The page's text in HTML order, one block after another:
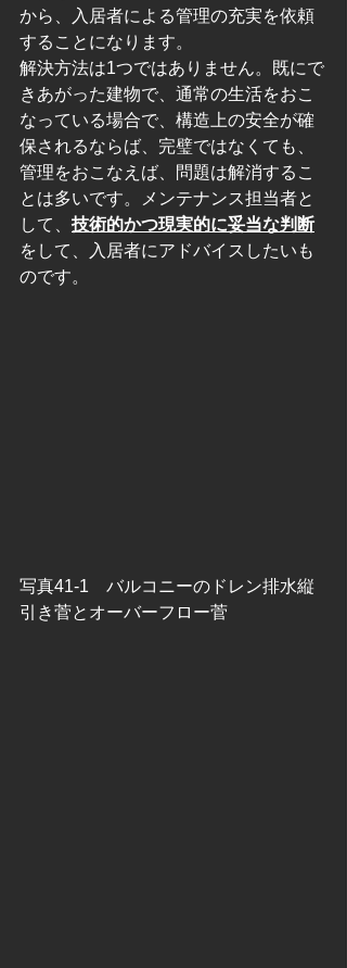
から、入居者による管理の充実を依頼
することになります。
解決方法は1つではありません。既にで
きあがった建物で、通常の生活をおこ
なっている場合で、構造上の安全が確
保されるならば、完璧ではなくても、
管理をおこなえば、問題は解消するこ
とは多いです。メンテナンス担当者と
して、 技術的かつ現実的に妥当な判断
をして、入居者にアドバイスしたいも
のです。
写真41-1　バルコニーのドレン排水縦
引き菅とオーバーフロー菅